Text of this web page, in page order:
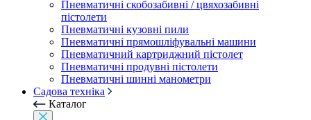
Пневматичні скобозабивні / цвяхозабивні
пістолети
Пневматичні кузовні пили
Пневматичні прямошліфувальні машини
Пневматичний картриджний пістолет
Пневматичні продувні пістолети
Пневматичні шинні манометри
Садова техніка
Каталог